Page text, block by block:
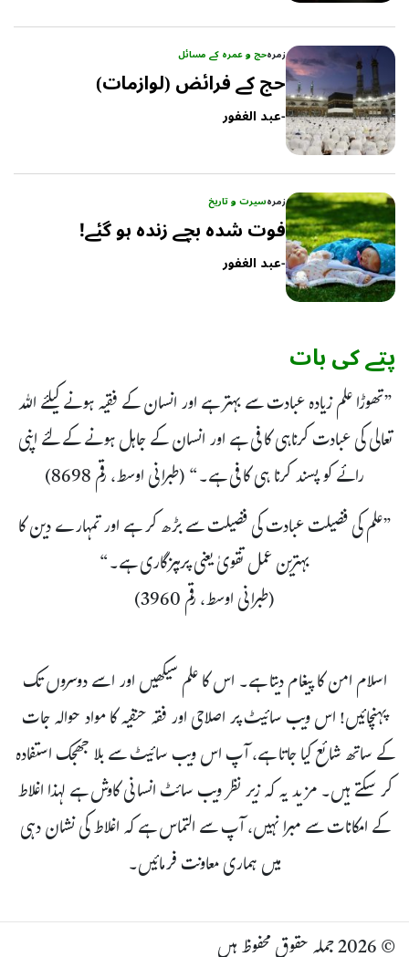
زمرہحج و عمرہ کے مسائل
حج کے فرائض (لوازمات)
-عبد الغفور
زمرہسیرت و تاریخ
فوت شدہ بچے زندہ ہو گئے!
-عبد الغفور
پتے کی بات
”تھوڑا علم زیادہ عبادت سے بہتر ہے اور انسان کے فقیہ ہونے کیلئے اللہ
تعالی کی عبادت کرناہی کافی ہے اور انسان کے جاہل ہونے کے لئے اپنی
رائے کو پسند کرنا ہی کافی ہے۔“ (طبرانی اوسط، رقم 8698)
”علم کی فضیلت عبادت کی فضیلت سے بڑھ کر ہے اور تمہارے دین کا
بہترین عمل تقویٰ یعنی پرہیزگاری ہے۔“
(طبرانی اوسط، رقم 3960)
اسلام امن کا پیغام دیتا ہے۔ اس کا علم سیکھیں اور اسے دوسروں تک
پہنچائیں! اس ویب سائیٹ پر اصلاحی اور فقہ حنفیہ کا مواد حوالہ جات
کے ساتھ شائع کیا جاتا ہے، آپ اس ویب سائیٹ سے بلا جھجک استفادہ
کر سکتے ہیں۔ مزید یہ کہ زیر نظر ویب سائٹ انسانی کاوش ہے لہذا اغلاط
کے امکانات سے مبرا نہیں، آپ سے التماس ہے کہ اغلاط کی نشان دہی
میں ہماری معاونت فرمائیں۔